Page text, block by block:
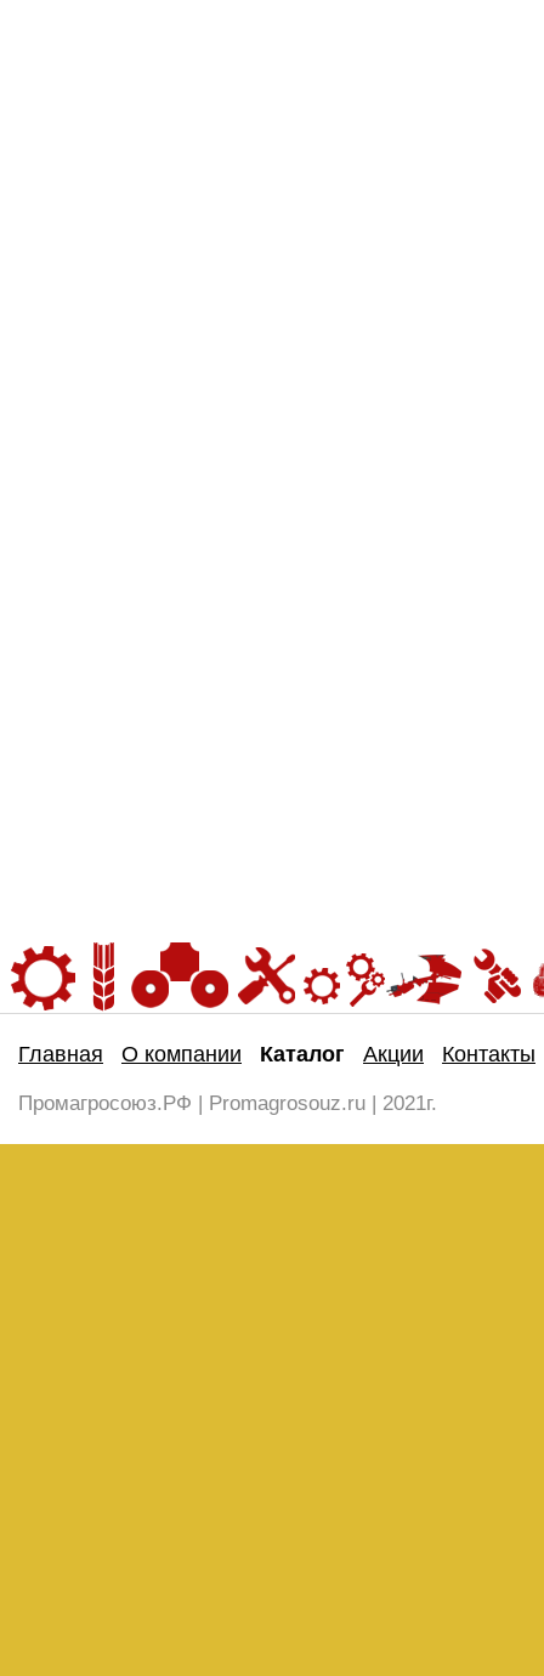
Главная О компании Каталог Акции
Контакты
Промагросоюз.РФ | Promagrosouz.ru | 2021г.